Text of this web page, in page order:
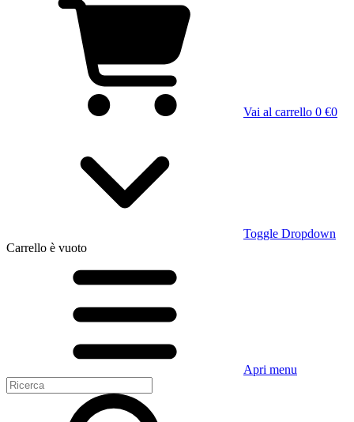
Vai al carrello 0 €0
Toggle Dropdown
Carrello è vuoto
Apri menu